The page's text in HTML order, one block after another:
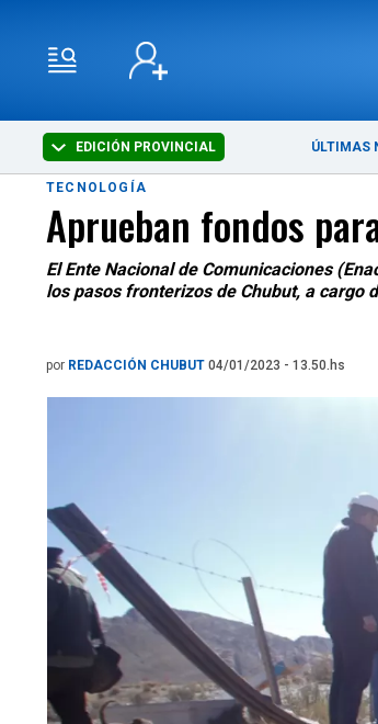
EDICIÓN PROVINCIAL ÚLTIMAS
TECNOLOGÍA
Aprueban fondos
El Ente Nacional de Comunicaciones
los pasos fronterizos de Chubut, a cargo
por REDACCIÓN CHUBUT 04/01/2023 - 13.50.hs